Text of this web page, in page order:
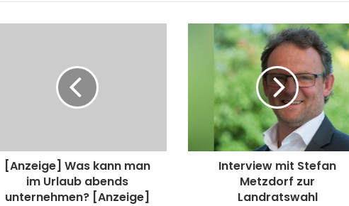
[Anzeige] Was kann man
im Urlaub abends
unternehmen? [Anzeige]
Interview mit Stefan
Metzdorf zur
Landratswahl